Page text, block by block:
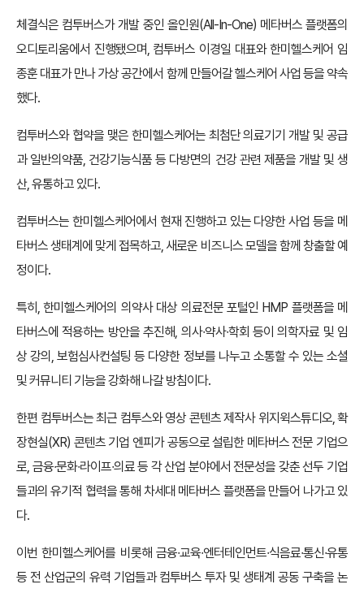
체결식은 컴투버스가 개발 중인 올인원(All-In-One) 메타버스 플랫폼의
오디토리움에서 진행됐으며, 컴투버스 이경일 대표와 한미헬스케어 임
종훈 대표가 만나 가상 공간에서 함께 만들어갈 헬스케어 사업 등을 약속
했다.
컴투버스와 협약을 맺은 한미헬스케어는 최첨단 의료기기 개발 및 공급
과 일반의약품, 건강기능식품 등 다방면의 건강 관련 제품을 개발 및 생
산, 유통하고 있다.
컴투버스는 한미헬스케어에서 현재 진행하고 있는 다양한 사업 등을 메
타버스 생태계에 맞게 접목하고, 새로운 비즈니스 모델을 함께 창출할 예
정이다.
특히, 한미헬스케어의 의약사 대상 의료전문 포털인 HMP 플랫폼을 메
타버스에 적용하는 방안을 추진해, 의사∙약사∙학회 등이 의학자료 및 임
상 강의, 보험심사컨설팅 등 다양한 정보를 나누고 소통할 수 있는 소셜
및 커뮤니티 기능을 강화해 나갈 방침이다.
한편 컴투버스는 최근 컴투스와 영상 콘텐츠 제작사 위지윅스튜디오, 확
장현실(XR) 콘텐츠 기업 엔피가 공동으로 설립한 메타버스 전문 기업으
로, 금융∙문화∙라이프∙의료 등 각 산업 분야에서 전문성을 갖춘 선두 기업
들과의 유기적 협력을 통해 차세대 메타버스 플랫폼을 만들어 나가고 있
다.
이번 한미헬스케어를 비롯해 금융∙교육∙엔터테인먼트∙식음료∙통신∙유통
등 전 산업군의 유력 기업들과 컴투버스 투자 및 생태계 공동 구축을 논